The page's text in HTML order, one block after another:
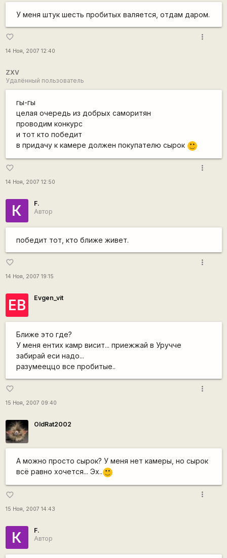
У меня штук шесть пробитых валяется, отдам даром.
favorite_border
14 Ноя, 2007 12:40
more_vert
ZXV
Удалённый пользователь
гы-гы
целая очередь из добрых саморитян
проводим конкурс
и тот кто победит
в придачу к камере должен покупателю сырок :)
favorite_border
14 Ноя, 2007 12:50
more_vert
К
F.
Автор
победит тот, кто ближе живет.
favorite_border
14 Ноя, 2007 19:15
more_vert
ЕВ Evgen_vit
Ближе это где?
У меня ентих камр висит... приежжай в Уручче
забирай еси надо...
разумееццо все пробитые..
favorite_border
15 Ноя, 2007 09:40
more_vert
OldRat2002
А можно просто сырок? У меня нет камеры, но сырок
всё равно хочется... Эх.. :)
favorite_border
15 Ноя, 2007 14:43
more_vert
К
F.
Автор